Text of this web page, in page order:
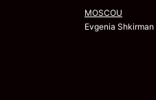
MOSCOU
Evgenia Shkirman